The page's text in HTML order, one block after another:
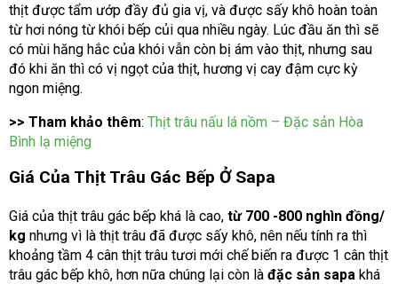
thịt được tẩm ướp đầy đủ gia vị, và được sấy khô hoàn toàn
từ hơi nóng từ khói bếp củi qua nhiều ngày. Lúc đầu ăn thì sẽ
có mùi hăng hắc của khói vẫn còn bị ám vào thịt, nhưng sau
đó khi ăn thì có vị ngọt của thịt, hương vị cay đậm cực kỳ
ngon miệng.
>> Tham khảo thêm: Thịt trâu nấu lá nồm – Đặc sản Hòa
Bình lạ miệng
Giá Của Thịt Trâu Gác Bếp Ở Sapa
Giá của thịt trâu gác bếp khá là cao, từ 700 -800 nghìn đồng/
kg nhưng vì là thịt trâu đã được sấy khô, nên nếu tính ra thì
khoảng tầm 4 cân thịt trâu tươi mới chế biến ra được 1 cân thịt
trâu gác bếp khô, hơn nữa chúng lại còn là đặc sản sapa khá